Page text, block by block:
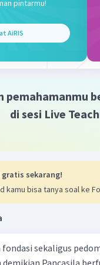
kemasan yang
· 0.0(0) Balas
11:37
pintarmu!
AiRIS
pemahamanmu
di sesi Live
gratis sekarang!
kamu bisa tanya soal ke
fondasi sekaligus
Pancasila